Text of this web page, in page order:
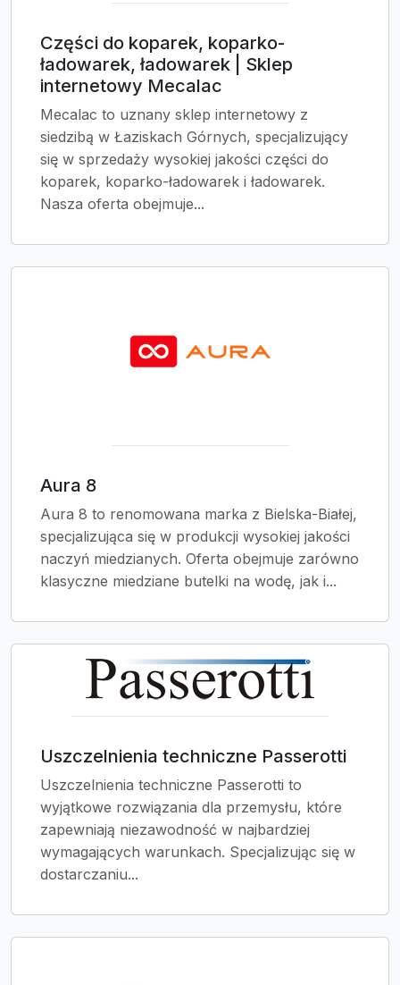
Części do koparek, koparko-
ładowarek, ładowarek | Sklep
internetowy Mecalac
Mecalac to uznany sklep internetowy z
siedzibą w Łaziskach Górnych, specjalizujący
się w sprzedaży wysokiej jakości części do
koparek, koparko-ładowarek i ładowarek.
Nasza oferta obejmuje...
Aura 8
Aura 8 to renomowana marka z Bielska-Białej,
specjalizująca się w produkcji wysokiej jakości
naczyń miedzianych. Oferta obejmuje zarówno
klasyczne miedziane butelki na wodę, jak i...
Uszczelnienia techniczne Passerotti
Uszczelnienia techniczne Passerotti to
wyjątkowe rozwiązania dla przemysłu, które
zapewniają niezawodność w najbardziej
wymagających warunkach. Specjalizując się w
dostarczaniu...